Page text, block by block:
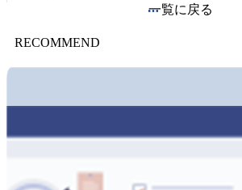
一覧に戻る
RECOMMEND